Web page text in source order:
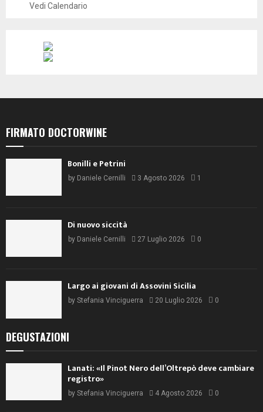
Vedi Calendario
FIRMATO DOCTORWINE
Bonilli e Petrini
by Daniele Cernilli 3 Agosto 2026 1
Di nuovo siccità
by Daniele Cernilli 27 Luglio 2026 0
Largo ai giovani di Assovini Sicilia
by Stefania Vinciguerra 20 Luglio 2026 0
DEGUSTAZIONI
Lanati: «Il Pinot Nero dell’Oltrepò deve cambiare
registro»
by Stefania Vinciguerra 4 Agosto 2026 0